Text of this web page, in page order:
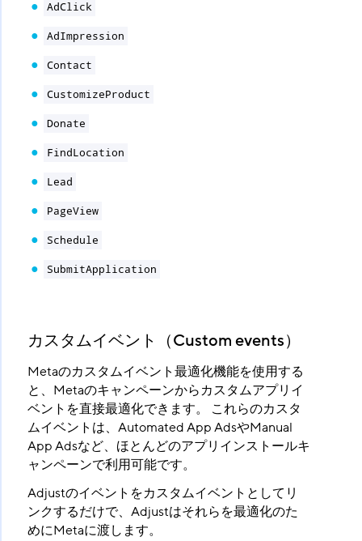
AdClick
AdImpression
Contact
CustomizeProduct
Donate
FindLocation
Lead
PageView
Schedule
SubmitApplication
カスタムイベント（Custom events）
Metaのカスタムイベント最適化機能を使用する
と、Metaのキャンペーンからカスタムアプリイ
ベントを直接最適化できます。 これらのカスタ
ムイベントは、Automated App AdsやManual
App Adsなど、ほとんどのアプリインストールキ
ャンペーンで利用可能です。
Adjustのイベントをカスタムイベントとしてリ
ンクするだけで、Adjustはそれらを最適化のた
めにMetaに渡します。